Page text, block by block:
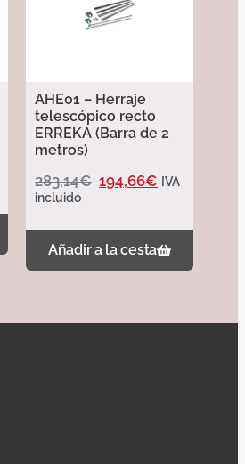
AHE01 – Herraje
telescópico recto
ERREKA (Barra de 2
metros)
283,14€ 194,66€ IVA
incluido
Añadir a la cesta